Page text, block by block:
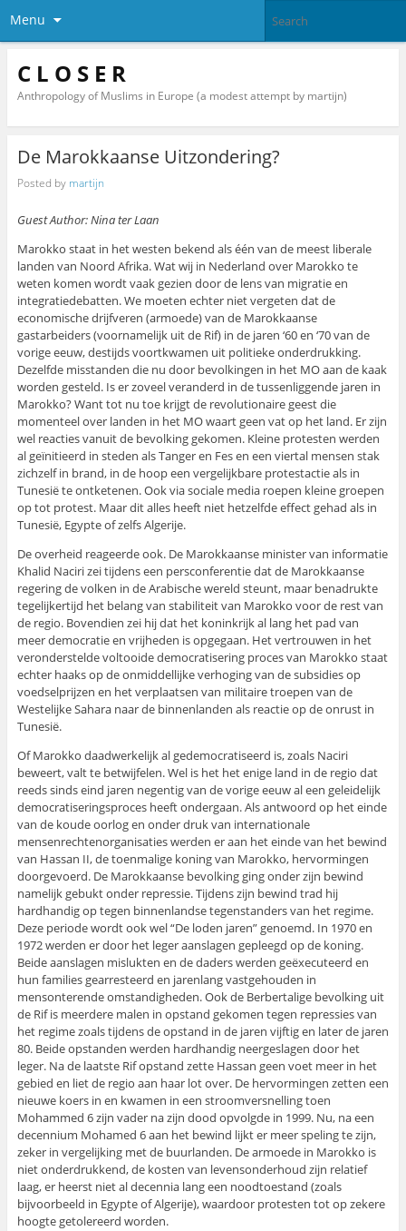
Menu
C L O S E R
Anthropology of Muslims in Europe (a modest attempt by martijn)
De Marokkaanse Uitzondering?
Posted by martijn
Guest Author: Nina ter Laan
Marokko staat in het westen bekend als één van de meest liberale
landen van Noord Afrika. Wat wij in Nederland over Marokko te
weten komen wordt vaak gezien door de lens van migratie en
integratiedebatten. We moeten echter niet vergeten dat de
economische drijfveren (armoede) van de Marokkaanse
gastarbeiders (voornamelijk uit de Rif) in de jaren ‘60 en ‘70 van de
vorige eeuw, destijds voortkwamen uit politieke onderdrukking.
Dezelfde misstanden die nu door bevolkingen in het MO aan de kaak
worden gesteld. Is er zoveel veranderd in de tussenliggende jaren in
Marokko? Want tot nu toe krijgt de revolutionaire geest die
momenteel over landen in het MO waart geen vat op het land. Er zijn
wel reacties vanuit de bevolking gekomen. Kleine protesten werden
al geïnitieerd in steden als Tanger en Fes en een viertal mensen stak
zichzelf in brand, in de hoop een vergelijkbare protestactie als in
Tunesië te ontketenen. Ook via sociale media roepen kleine groepen
op tot protest. Maar dit alles heeft niet hetzelfde effect gehad als in
Tunesië, Egypte of zelfs Algerije.
De overheid reageerde ook. De Marokkaanse minister van informatie
Khalid Naciri zei tijdens een persconferentie dat de Marokkaanse
regering de volken in de Arabische wereld steunt, maar benadrukte
tegelijkertijd het belang van stabiliteit van Marokko voor de rest van
de regio. Bovendien zei hij dat het koninkrijk al lang het pad van
meer democratie en vrijheden is opgegaan. Het vertrouwen in het
veronderstelde voltooide democratisering proces van Marokko staat
echter haaks op de onmiddellijke verhoging van de subsidies op
voedselprijzen en het verplaatsen van militaire troepen van de
Westelijke Sahara naar de binnenlanden als reactie op de onrust in
Tunesië.
Of Marokko daadwerkelijk al gedemocratiseerd is, zoals Naciri
beweert, valt te betwijfelen. Wel is het het enige land in de regio dat
reeds sinds eind jaren negentig van de vorige eeuw al een geleidelijk
democratiseringsproces heeft ondergaan. Als antwoord op het einde
van de koude oorlog en onder druk van internationale
mensenrechtenorganisaties werden er aan het einde van het bewind
van Hassan II, de toenmalige koning van Marokko, hervormingen
doorgevoerd. De Marokkaanse bevolking ging onder zijn bewind
namelijk gebukt onder repressie. Tijdens zijn bewind trad hij
hardhandig op tegen binnenlandse tegenstanders van het regime.
Deze periode wordt ook wel “De loden jaren” genoemd. In 1970 en
1972 werden er door het leger aanslagen gepleegd op de koning.
Beide aanslagen mislukten en de daders werden geëxecuteerd en
hun families gearresteerd en jarenlang vastgehouden in
mensonterende omstandigheden. Ook de Berbertalige bevolking uit
de Rif is meerdere malen in opstand gekomen tegen repressies van
het regime zoals tijdens de opstand in de jaren vijftig en later de jaren
80. Beide opstanden werden hardhandig neergeslagen door het
leger. Na de laatste Rif opstand zette Hassan geen voet meer in het
gebied en liet de regio aan haar lot over. De hervormingen zetten een
nieuwe koers in en kwamen in een stroomversnelling toen
Mohammed 6 zijn vader na zijn dood opvolgde in 1999. Nu, na een
decennium Mohamed 6 aan het bewind lijkt er meer speling te zijn,
zeker in vergelijking met de buurlanden. De armoede in Marokko is
niet onderdrukkend, de kosten van levensonderhoud zijn relatief
laag, er heerst niet al decennia lang een noodtoestand (zoals
bijvoorbeeld in Egypte of Algerije), waardoor protesten tot op zekere
hoogte getolereerd worden.